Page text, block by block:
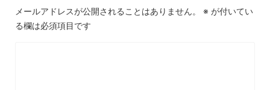
メールアドレスが公開されることはありません。 ※ が付いてい
る欄は必須項目です